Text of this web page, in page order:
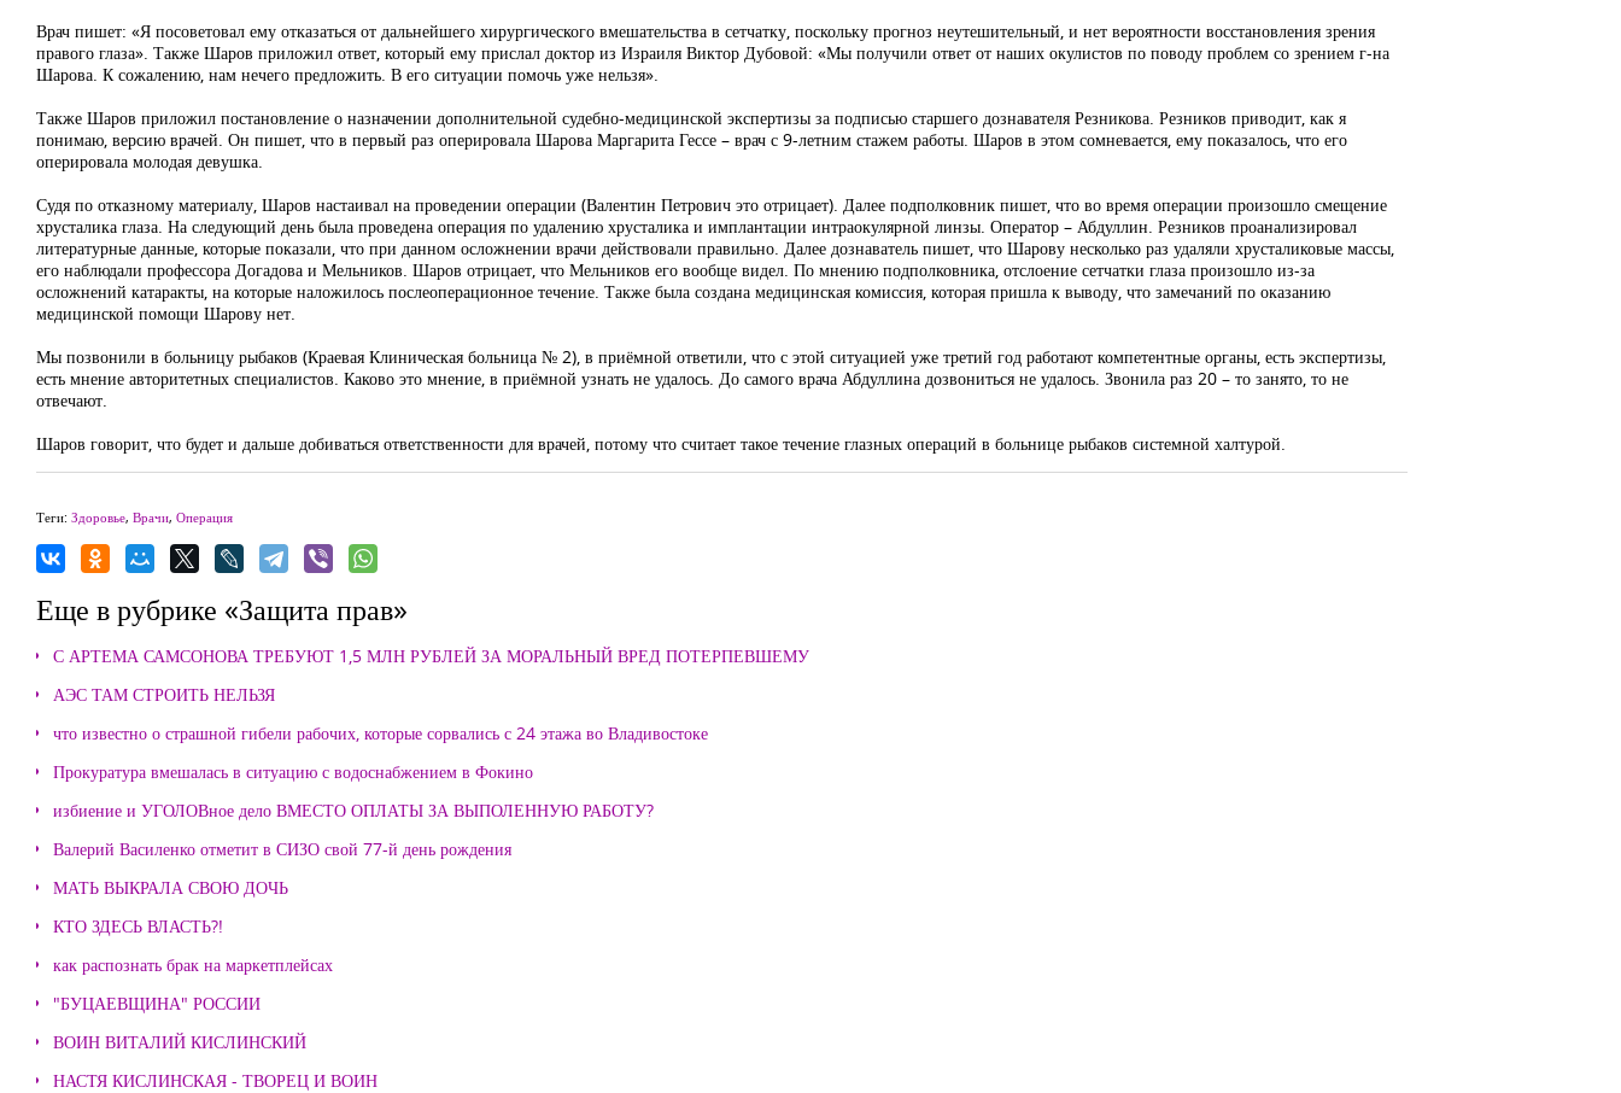
Врач пишет: «Я посоветовал ему отказаться от дальнейшего хирургического вмешательства в сетчатку, поскольку прогноз неутешительный, и нет вероятности восстановления зрения
правого глаза». Также Шаров приложил ответ, который ему прислал доктор из Израиля Виктор Дубовой: «Мы получили ответ от наших окулистов по поводу проблем со зрением г-на
Шарова. К сожалению, нам нечего предложить. В его ситуации помочь уже нельзя».
Также Шаров приложил постановление о назначении дополнительной судебно-медицинской экспертизы за подписью старшего дознавателя Резникова. Резников приводит, как я
понимаю, версию врачей. Он пишет, что в первый раз оперировала Шарова Маргарита Гессе – врач с 9-летним стажем работы. Шаров в этом сомневается, ему показалось, что его
оперировала молодая девушка.
Судя по отказному материалу, Шаров настаивал на проведении операции (Валентин Петрович это отрицает). Далее подполковник пишет, что во время операции произошло смещение
хрусталика глаза. На следующий день была проведена операция по удалению хрусталика и имплантации интраокулярной линзы. Оператор – Абдуллин. Резников проанализировал
литературные данные, которые показали, что при данном осложнении врачи действовали правильно. Далее дознаватель пишет, что Шарову несколько раз удаляли хрусталиковые массы,
его наблюдали профессора Догадова и Мельников. Шаров отрицает, что Мельников его вообще видел. По мнению подполковника, отслоение сетчатки глаза произошло из-за
осложнений катаракты, на которые наложилось послеоперационное течение. Также была создана медицинская комиссия, которая пришла к выводу, что замечаний по оказанию
медицинской помощи Шарову нет.
Мы позвонили в больницу рыбаков (Краевая Клиническая больница № 2), в приёмной ответили, что с этой ситуацией уже третий год работают компетентные органы, есть экспертизы,
есть мнение авторитетных специалистов. Каково это мнение, в приёмной узнать не удалось. До самого врача Абдуллина дозвониться не удалось. Звонила раз 20 – то занято, то не
отвечают.
Шаров говорит, что будет и дальше добиваться ответственности для врачей, потому что считает такое течение глазных операций в больнице рыбаков системной халтурой.
Теги: Здоровье, Врачи, Операция
Еще в рубрике «Защита прав»
С АРТЕМА САМСОНОВА ТРЕБУЮТ 1,5 МЛН РУБЛЕЙ ЗА МОРАЛЬНЫЙ ВРЕД ПОТЕРПЕВШЕМУ
АЭС ТАМ СТРОИТЬ НЕЛЬЗЯ
что известно о страшной гибели рабочих, которые сорвались с 24 этажа во Владивостоке
Прокуратура вмешалась в ситуацию с водоснабжением в Фокино
избиение и УГОЛОВное дело ВМЕСТО ОПЛАТЫ ЗА ВЫПОЛЕННУЮ РАБОТУ?
Валерий Василенко отметит в СИЗО свой 77-й день рождения
МАТЬ ВЫКРАЛА СВОЮ ДОЧЬ
КТО ЗДЕСЬ ВЛАСТЬ?!
как распознать брак на маркетплейсах
"БУЦАЕВЩИНА" РОССИИ
ВОИН ВИТАЛИЙ КИСЛИНСКИЙ
НАСТЯ КИСЛИНСКАЯ - ТВОРЕЦ И ВОИН